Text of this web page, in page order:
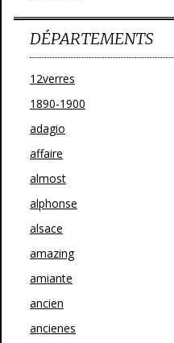
DÉPARTEMENTS
12verres
1890-1900
adagio
affaire
almost
alphonse
alsace
amazing
amiante
ancien
ancienes